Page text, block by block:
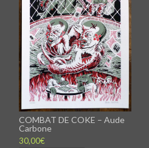
COMBAT DE COKE – Aude
Carbone
30,00€